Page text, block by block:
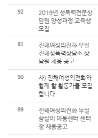
92
2019년 성폭력전문상
담원 양성과정 교육생
모집
91
진해여성의전화 부설
진해성폭력상담소 상
담원 채용 공고
90
사) 진해여성의전화와
함께 할 활동가를 모집
합니다
89
진해여성의전화 부설
참살이 아동센터 센터
장 채용공고